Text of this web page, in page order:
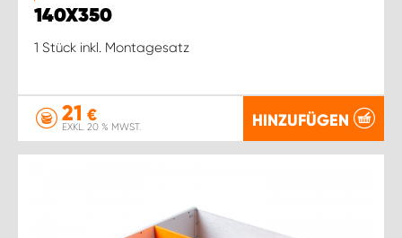
140X350
1 Stück inkl. Montagesatz
21 €
EXKL. 20 % MWST. HINZUFÜGEN